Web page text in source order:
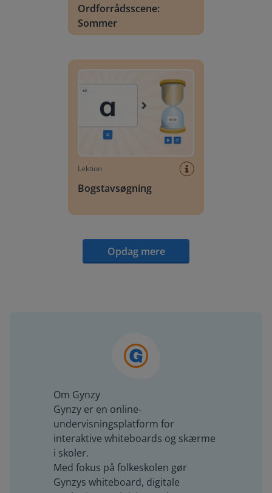
Ordforrådsscene:
Sommer
Lektion
Bogstavsøgning
Opdag mere
Om Gynzy
Gynzy er en online-
undervisningsplatform for
interaktive whiteboards og skærme
i skoler.
Med fokus på folkeskolen gør
Gynzys whiteboard, digitale